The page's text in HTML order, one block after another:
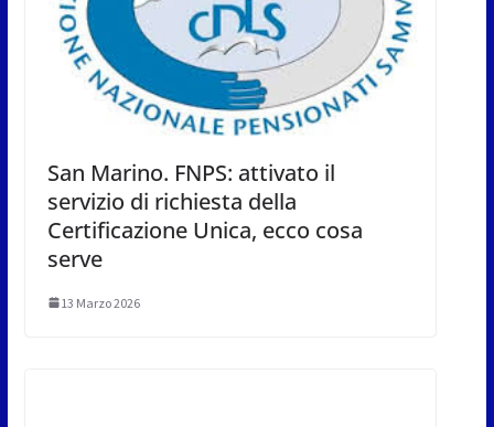
San Marino. FNPS: attivato il
servizio di richiesta della
Certificazione Unica, ecco cosa
serve
13 Marzo 2026